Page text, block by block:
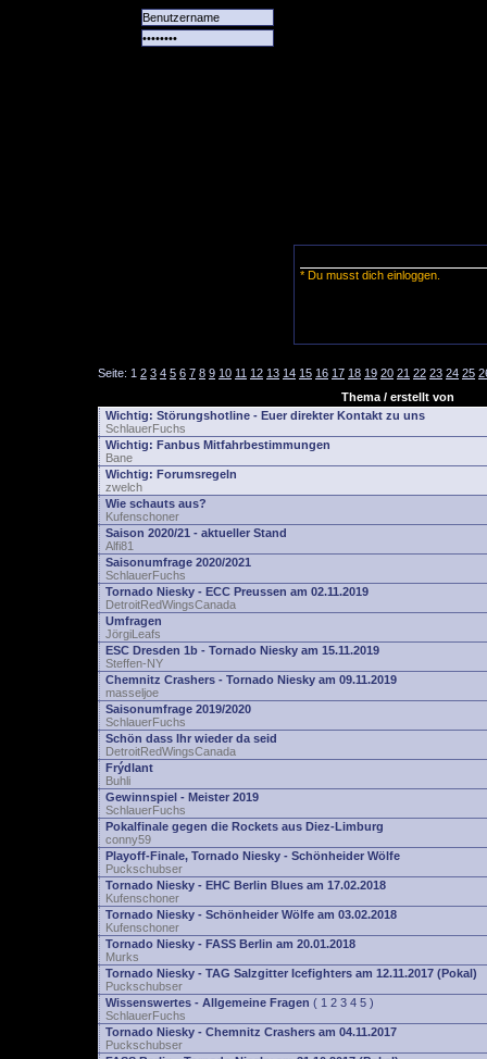
* Du musst dich einloggen.
Seite: 1 2 3 4 5 6 7 8 9 10 11 12 13 14 15 16 17 18 19 20 21 22 23 24 25
Thema / erstellt von
Wichtig: Störungshotline - Euer direkter Kontakt zu uns
SchlauerFuchs
Wichtig: Fanbus Mitfahrbestimmungen
Bane
Wichtig: Forumsregeln
zwelch
Wie schauts aus?
Kufenschoner
Saison 2020/21 - aktueller Stand
Alfi81
Saisonumfrage 2020/2021
SchlauerFuchs
Tornado Niesky - ECC Preussen am 02.11.2019
DetroitRedWingsCanada
Umfragen
JörgiLeafs
ESC Dresden 1b - Tornado Niesky am 15.11.2019
Steffen-NY
Chemnitz Crashers - Tornado Niesky am 09.11.2019
masseljoe
Saisonumfrage 2019/2020
SchlauerFuchs
Schön dass Ihr wieder da seid
DetroitRedWingsCanada
Frýdlant
Buhli
Gewinnspiel - Meister 2019
SchlauerFuchs
Pokalfinale gegen die Rockets aus Diez-Limburg
conny59
Playoff-Finale, Tornado Niesky - Schönheider Wölfe
Puckschubser
Tornado Niesky - EHC Berlin Blues am 17.02.2018
Kufenschoner
Tornado Niesky - Schönheider Wölfe am 03.02.2018
Kufenschoner
Tornado Niesky - FASS Berlin am 20.01.2018
Murks
Tornado Niesky - TAG Salzgitter Icefighters am 12.11.2017 (Pokal)
Puckschubser
Wissenswertes - Allgemeine Fragen ( 1 2 3 4 5 )
SchlauerFuchs
Tornado Niesky - Chemnitz Crashers am 04.11.2017
Puckschubser